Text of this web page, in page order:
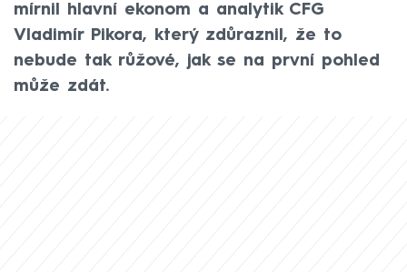
mírnil hlavní ekonom a analytik CFG
Vladimír Pikora, který zdůraznil, že to
nebude tak růžové, jak se na první pohled
může zdát.